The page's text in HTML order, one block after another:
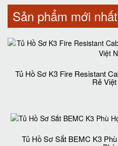
Sản phẩm mới nhất
Tủ Hồ Sơ K3 Fire Resistant
Rẻ
Tủ Hồ Sơ Sắt BEMC K3